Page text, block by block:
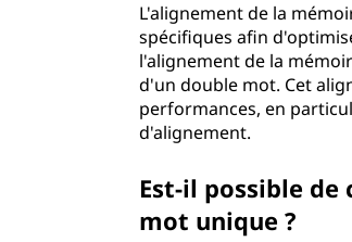
L'alignement de la
spécifiques afin
l'alignement de la
d'un double mot. Cet
performances, en
d'alignement.
Est-il possible
mot unique ?